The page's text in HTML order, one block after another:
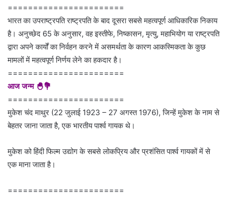
=======================
भारत का उपराष्ट्रपति राष्ट्रपति के बाद दूसरा सबसे महत्वपूर्ण आधिकारिक निकाय
है। अनुच्छेद 65 के अनुसार, वह इस्तीफे, निष्कासन, मृत्यु, महाभियोग या राष्ट्रपति
द्वारा अपने कार्यों का निर्वहन करने में असमर्थता के कारण आकस्मिकता के कुछ
मामलों में महत्वपूर्ण निर्णय लेने का हकदार है।
=======================
आज जन्म 🐣💐
=======================
मुकेश चंद माथुर (22 जुलाई 1923 – 27 अगस्त 1976), जिन्हें मुकेश के नाम से
बेहतर जाना जाता है, एक भारतीय पार्श्व गायक थे।
मुकेश को हिंदी फिल्म उद्योग के सबसे लोकप्रिय और प्रशंसित पार्श्व गायकों में से
एक माना जाता है।
=======================